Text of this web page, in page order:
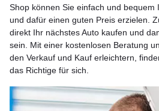
Shop können Sie einfach und bequem
und dafür einen guten Preis erzielen.
direkt Ihr nächstes Auto kaufen und
sein. Mit einer kostenlosen Beratung
den Verkauf und Kauf erleichtern,
das Richtige für sich.